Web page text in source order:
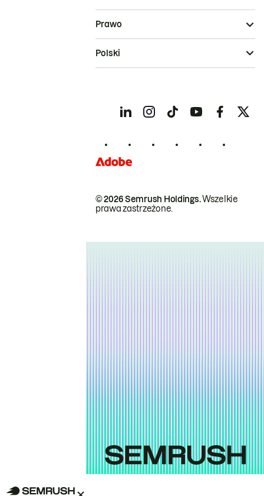
© 2026 Semrush Holdings.Wszelkie
prawa zastrzeżone.
Prawo
Polski